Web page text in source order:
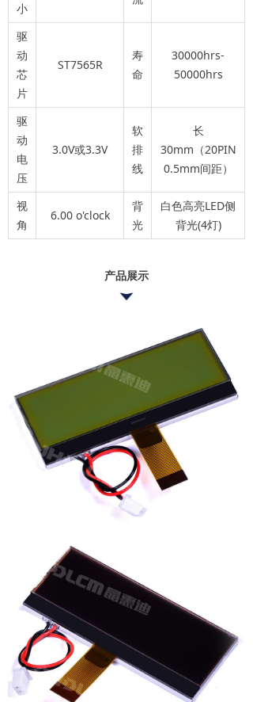
小
驱
动
芯
片
ST7565R
寿
命
30000hrs-
50000hrs
驱
动
电
压
3.0V或3.3V
软
排
线
长
30mm（20PIN
0.5mm间距）
视
角
6.00 o'clock
背
光
白色高亮LED侧
背光(4灯)
产品展示